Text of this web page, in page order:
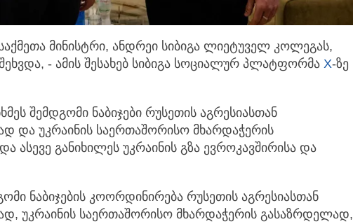
მინისტრი, ანდრეი სიბიგა ლიეტუველ კოლეგას,
- ამის შესახებ სიბიგა სოციალურ პლატფორმა X-ზე
შემდგომი ნაბიჯები რუსეთის აგრესიასთან
და უკრაინის საერთაშორისო მხარდაჭერის
ასევე განიხილეს უკრაინის გზა ევროკავშირისა და
ნაბიჯების კოორდინირება რუსეთის აგრესიასთან
უკრაინის საერთაშორისო მხარდაჭერის გასაზრდელად,